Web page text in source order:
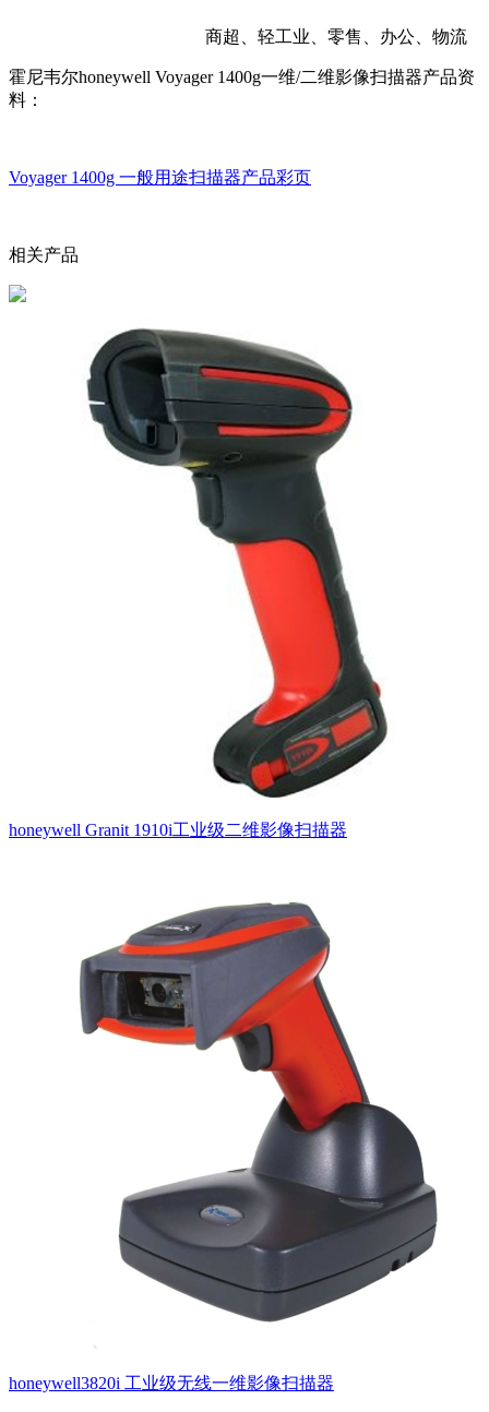
商超、轻工业、零售、办公、物流
霍尼韦尔honeywell Voyager 1400g一维/二维影像扫描器产品资
料：
Voyager 1400g 一般用途扫描器产品彩页
相关产品
honeywell Granit 1910i工业级二维影像扫描器
honeywell3820i 工业级无线一维影像扫描器